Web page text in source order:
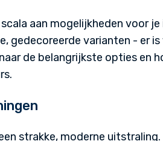
aan mogelijkheden voor je
gedecoreerde varianten - er is
de belangrijkste opties en
strakke, moderne uitstraling.